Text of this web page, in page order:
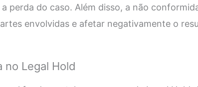
perda do caso. Além disso, a não
envolvidas e afetar negativamente o
no Legal Hold